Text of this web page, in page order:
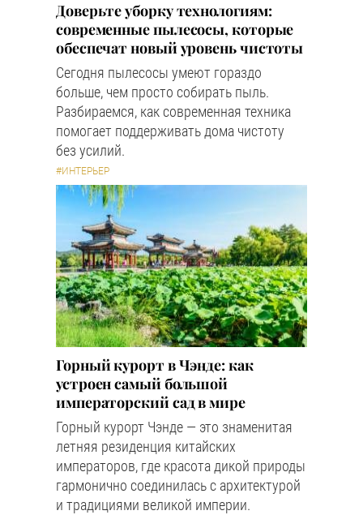
Доверьте уборку технологиям:
современные пылесосы, которые
обеспечат новый уровень чистоты
Сегодня пылесосы умеют гораздо
больше, чем просто собирать пыль.
Разбираемся, как современная техника
помогает поддерживать дома чистоту
без усилий.
#ИНТЕРЬЕР
Горный курорт в Чэнде: как
устроен самый большой
императорский сад в мире
Горный курорт Чэнде — это знаменитая
летняя резиденция китайских
императоров, где красота дикой природы
гармонично соединилась с архитектурой
и традициями великой империи.